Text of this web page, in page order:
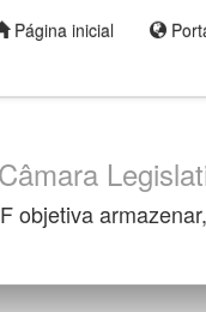
Página inicial
objetiva